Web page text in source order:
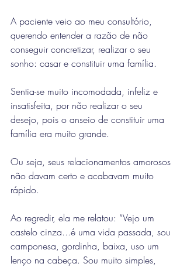
A paciente veio ao meu consultório,
querendo entender a razão de não
conseguir concretizar, realizar o seu
sonho: casar e constituir uma família.
Sentia-se muito incomodada, infeliz e
insatisfeita, por não realizar o seu
desejo, pois o anseio de constituir uma
família era muito grande.
Ou seja, seus relacionamentos amorosos
não davam certo e acabavam muito
rápido.
Ao regredir, ela me relatou: “Vejo um
castelo cinza...é uma vida passada, sou
camponesa, gordinha, baixa, uso um
lenço na cabeça. Sou muito simples,